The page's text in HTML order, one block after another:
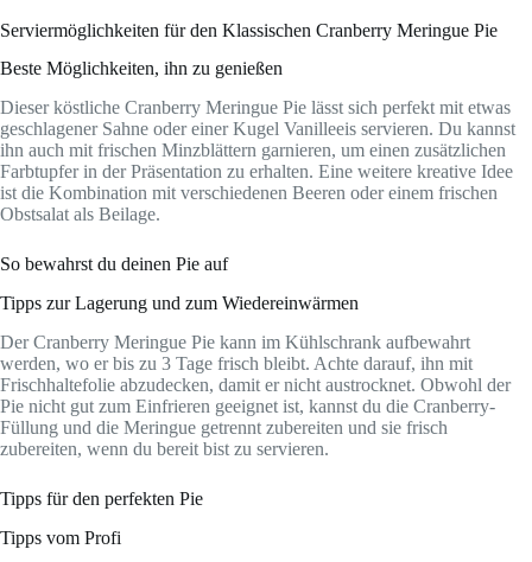
Serviermöglichkeiten für den Klassischen Cranberry Meringue Pie
Beste Möglichkeiten, ihn zu genießen
Dieser köstliche Cranberry Meringue Pie lässt sich perfekt mit etwas
geschlagener Sahne oder einer Kugel Vanilleeis servieren. Du kannst
ihn auch mit frischen Minzblättern garnieren, um einen zusätzlichen
Farbtupfer in der Präsentation zu erhalten. Eine weitere kreative Idee
ist die Kombination mit verschiedenen Beeren oder einem frischen
Obstsalat als Beilage.
So bewahrst du deinen Pie auf
Tipps zur Lagerung und zum Wiedereinwärmen
Der Cranberry Meringue Pie kann im Kühlschrank aufbewahrt
werden, wo er bis zu 3 Tage frisch bleibt. Achte darauf, ihn mit
Frischhaltefolie abzudecken, damit er nicht austrocknet. Obwohl der
Pie nicht gut zum Einfrieren geeignet ist, kannst du die Cranberry-
Füllung und die Meringue getrennt zubereiten und sie frisch
zubereiten, wenn du bereit bist zu servieren.
Tipps für den perfekten Pie
Tipps vom Profi